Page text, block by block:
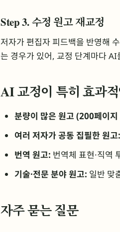
Step 3. 수정 원고 재교정
저자가 편집자 피드백을 반영해
는 경우가 있어, 교정 단계마다
AI 교정이 특히 효과
분량이 많은 원고 (200페이
여러 저자가 공동 집필한 원고:
번역 원고: 번역체 표현·직역
기술·전문 분야 원고: 일반 맞
자주 묻는 질문